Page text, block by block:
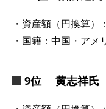
・資産額（円換算）
・国籍：中国・アメ
9位 黄志祥氏